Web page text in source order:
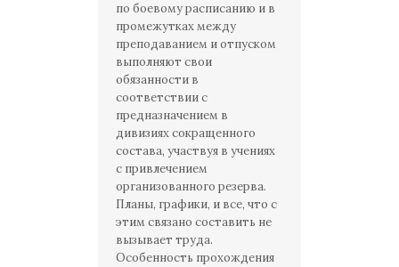
по боевому расписанию и в
промежутках между
преподаванием и отпуском
выполняют свои
обязанности в
соответствии с
предназначением в
дивизиях сокращенного
состава, участвуя в учениях
с привлечением
организованного резерва.
Планы, графики, и все, что с
этим связано составить не
вызывает труда.
Особенность прохождения